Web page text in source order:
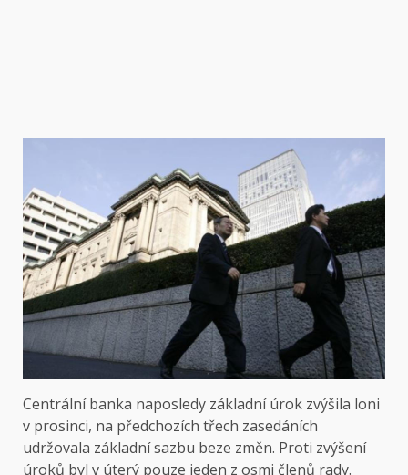
Centrální banka naposledy základní úrok zvýšila loni
v prosinci, na předchozích třech zasedáních
udržovala základní sazbu beze změn. Proti zvýšení
úroků byl v úterý pouze jeden z osmi členů rady.